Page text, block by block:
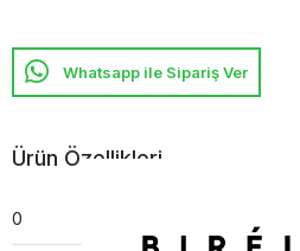
Whatsapp ile Sipariş Ver
Ürün Özellikleri
0